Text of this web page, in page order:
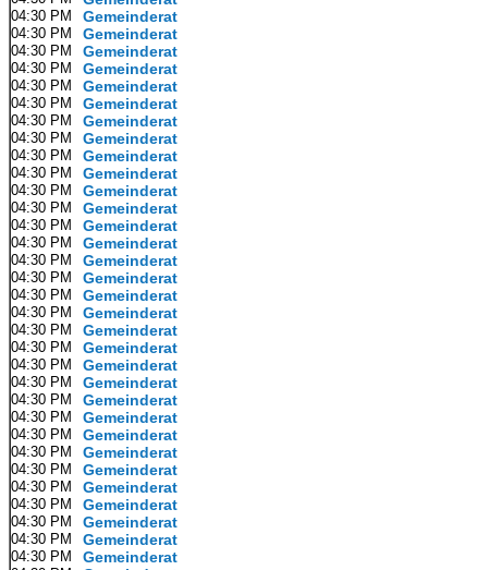
04:30 PM Gemeinderat
04:30 PM Gemeinderat
04:30 PM Gemeinderat
04:30 PM Gemeinderat
04:30 PM Gemeinderat
04:30 PM Gemeinderat
04:30 PM Gemeinderat
04:30 PM Gemeinderat
04:30 PM Gemeinderat
04:30 PM Gemeinderat
04:30 PM Gemeinderat
04:30 PM Gemeinderat
04:30 PM Gemeinderat
04:30 PM Gemeinderat
04:30 PM Gemeinderat
04:30 PM Gemeinderat
04:30 PM Gemeinderat
04:30 PM Gemeinderat
04:30 PM Gemeinderat
04:30 PM Gemeinderat
04:30 PM Gemeinderat
04:30 PM Gemeinderat
04:30 PM Gemeinderat
04:30 PM Gemeinderat
04:30 PM Gemeinderat
04:30 PM Gemeinderat
04:30 PM Gemeinderat
04:30 PM Gemeinderat
04:30 PM Gemeinderat
04:30 PM Gemeinderat
04:30 PM Gemeinderat
04:30 PM Gemeinderat